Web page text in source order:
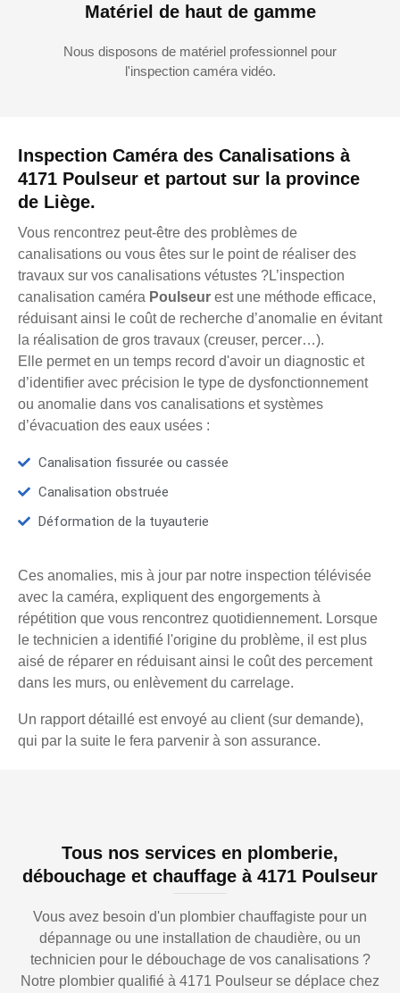
Inspection Caméra des Canalisations à
4171 Poulseur et partout sur la province
de Liège.
Vous rencontrez peut-être des problèmes de
canalisations ou vous êtes sur le point de réaliser des
travaux sur vos canalisations vétustes ?L’inspection
canalisation caméra Poulseur est une méthode efficace,
réduisant ainsi le coût de recherche d’anomalie en évitant
la réalisation de gros travaux (creuser, percer…).
Elle permet en un temps record d'avoir un diagnostic et
d’identifier avec précision le type de dysfonctionnement
ou anomalie dans vos canalisations et systèmes
d’évacuation des eaux usées :
Canalisation fissurée ou cassée
Canalisation obstruée
Déformation de la tuyauterie
Ces anomalies, mis à jour par notre inspection télévisée
avec la caméra, expliquent des engorgements à
répétition que vous rencontrez quotidiennement. Lorsque
le technicien a identifié l'origine du problème, il est plus
aisé de réparer en réduisant ainsi le coût des percement
dans les murs, ou enlèvement du carrelage.
Un rapport détaillé est envoyé au client (sur demande),
qui par la suite le fera parvenir à son assurance.
Matériel de haut de gamme
Nous disposons de matériel professionnel pour
l'inspection caméra vidéo.
Tous nos services en plomberie,
débouchage et chauffage à 4171 Poulseur
Vous avez besoin d'un plombier chauffagiste pour un
dépannage ou une installation de chaudière, ou un
technicien pour le débouchage de vos canalisations ?
Notre plombier qualifié à 4171 Poulseur se déplace chez